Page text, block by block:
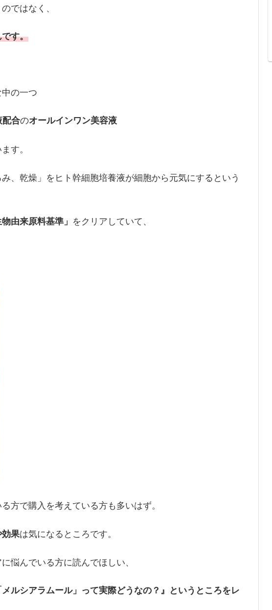
ではなく、
す。
の一つ
配合のオールインワン美容液
す。
、乾燥」をヒト幹細胞培養液が細胞から元気にするという
物由来原料基準」 をクリアしていて、
方で購入を考えている方も多いはず。
果は気になるところです。
悩んでいる方に読んでほしい、
ルシアラムール」って実際どうなの？』というところをレ